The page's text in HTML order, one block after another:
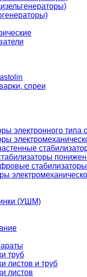
спреи
электронного
стабилизаторы
(УШМ)
труб
листов и труб
листов